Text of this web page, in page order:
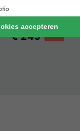
€ 249 -7%
€ 270